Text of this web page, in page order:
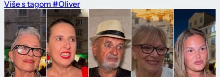
Više s tagom #Oliver